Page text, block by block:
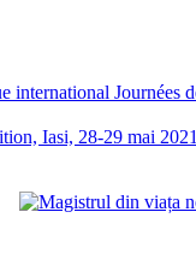
Iasi, 28-29 mai 2021